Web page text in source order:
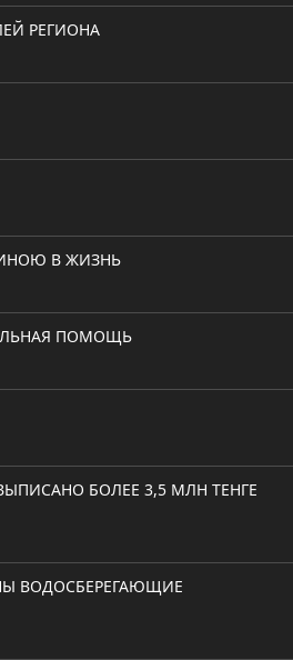
РЕГИОНА
В ЖИЗНЬ
ПОМОЩЬ
БОЛЕЕ 3,5 МЛН ТЕНГЕ
ВОДОСБЕРЕГАЮЩИЕ